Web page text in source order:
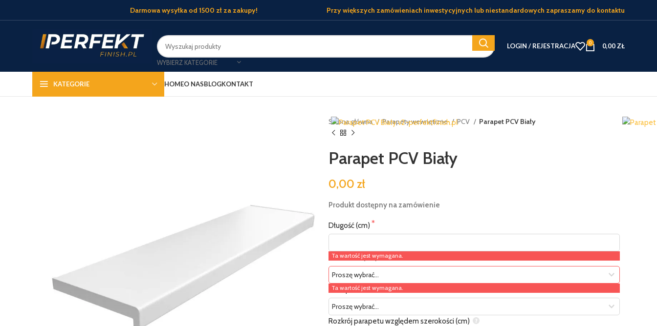
Darmowa wysyłka od 1500 zł za zakupy! Przy większych zamówieniach inwestycyjnych lub niestandardowych zapraszamy do kontaktu
WYBIERZ KATEGORIE
LOGIN / REJESTRACJA 0 0,00 ZŁ
KATEGORIE HOMEO NASBLOGKONTAKT
Strona główna Parapety wewnętrzne PCV Parapet PCV Biały
Parapet PCV Biały
0,00 zł
Produkt dostępny na zamówienie
Długość (cm)
Ta wartość jest wymagana.
Szerokość (cm)
Ta wartość jest wymagana.
Zaślepki PCV
Rozkrój parapetu względem szerokości (cm)